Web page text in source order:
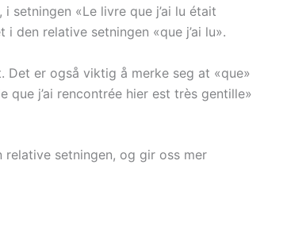
setningen «Le livre que j’ai lu était
den relative setningen «que j’ai lu».
er også viktig å merke seg at «que»
que j’ai rencontrée hier est très gentille»
setningen, og gir oss mer